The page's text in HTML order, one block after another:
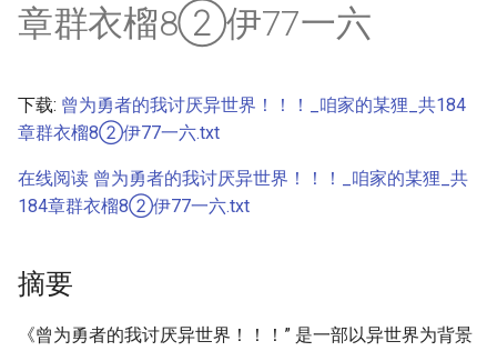
搜
正文
章群衣榴8②伊77一六
下载: 曾为勇者的我讨厌异世界！！！_咱家的某狸_共184
章群衣榴8②伊77一六.txt
在线阅读 曾为勇者的我讨厌异世界！！！_咱家的某狸_共
184章群衣榴8②伊77一六.txt
摘要
《曾为勇者的我讨厌异世界！！！” 是一部以异世界为背景